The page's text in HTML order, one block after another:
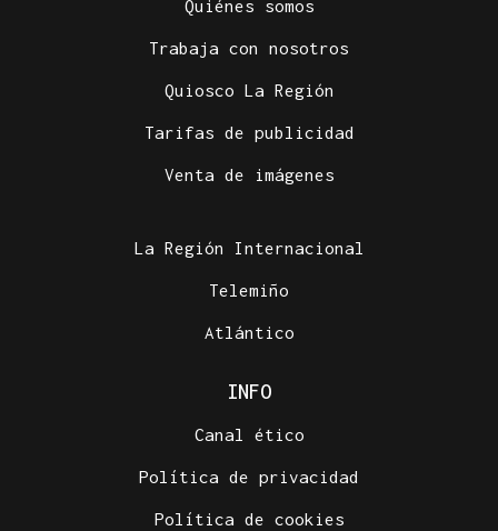
Quiénes somos
Trabaja con nosotros
Quiosco La Región
Tarifas de publicidad
Venta de imágenes
La Región Internacional
Telemiño
Atlántico
INFO
Canal ético
Política de privacidad
Política de cookies